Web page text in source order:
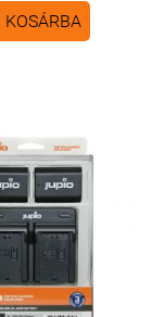
KOSÁRBA